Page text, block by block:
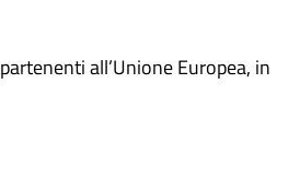
all’Unione Europea, in